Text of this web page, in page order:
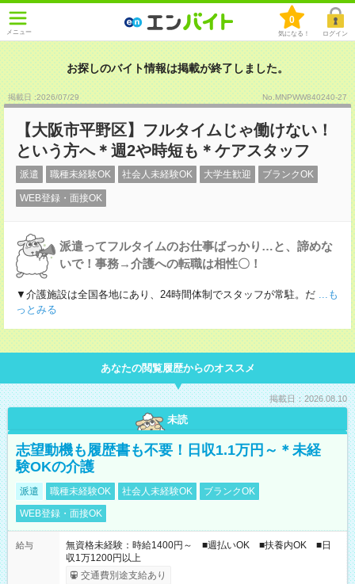
メニュー
0
気になる！ ログイン
お探しのバイト情報は掲載が終了しました。
掲載日 :2026/07/29 No.MNPWW840240-27
【大阪市平野区】フルタイムじゃ働けない！
という方へ＊週2や時短も＊ケアスタッフ
派遣 職種未経験OK 社会人未経験OK 大学生歓迎 ブランクOK
WEB登録・面接OK
派遣ってフルタイムのお仕事ばっかり…と、諦めな
いで！事務→介護への転職は相性〇！
▼介護施設は全国各地にあり、24時間体制でスタッフが常駐。だ ...も
っとみる
あなたの閲覧履歴からのオススメ
掲載日：2026.08.10
未読
志望動機も履歴書も不要！日収1.1万円～＊未経
験OKの介護
派遣 職種未経験OK 社会人未経験OK
ブランクOK
WEB登録・面接OK
給与
無資格未経験：時給1400円～ ■週払いOK ■扶養内OK ■日
収1万1200円以上
交通費別途支給あり